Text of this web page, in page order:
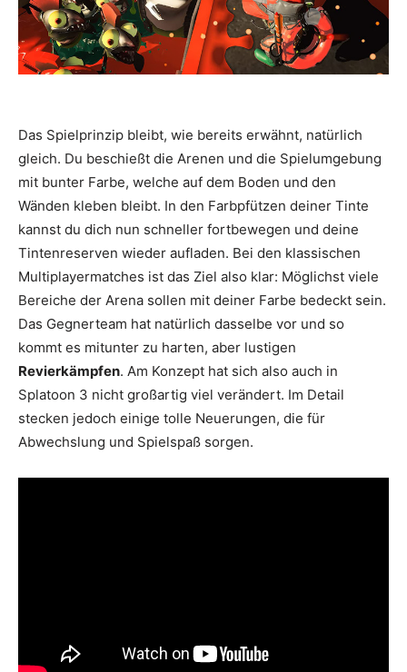
Das Spielprinzip bleibt, wie bereits erwähnt, natürlich
gleich. Du beschießt die Arenen und die Spielumgebung
mit bunter Farbe, welche auf dem Boden und den
Wänden kleben bleibt. In den Farbpfützen deiner Tinte
kannst du dich nun schneller fortbewegen und deine
Tintenreserven wieder aufladen. Bei den klassischen
Multiplayermatches ist das Ziel also klar: Möglichst viele
Bereiche der Arena sollen mit deiner Farbe bedeckt sein.
Das Gegnerteam hat natürlich dasselbe vor und so
kommt es mitunter zu harten, aber lustigen
Revierkämpfen. Am Konzept hat sich also auch in
Splatoon 3 nicht großartig viel verändert. Im Detail
stecken jedoch einige tolle Neuerungen, die für
Abwechslung und Spielspaß sorgen.